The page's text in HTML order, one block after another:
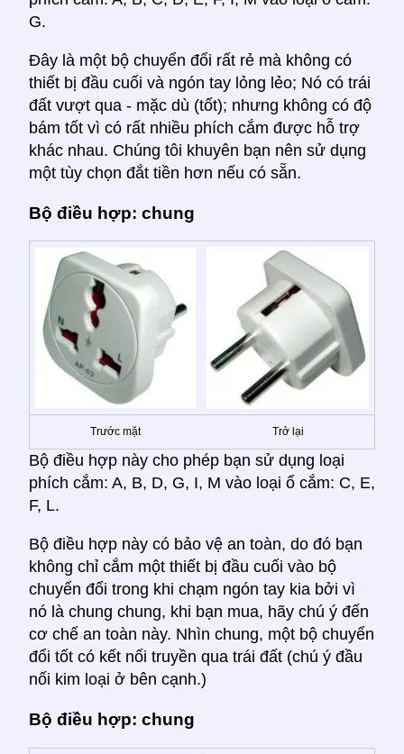
G.
Đây là một bộ chuyển đổi rất rẻ mà không có
thiết bị đầu cuối và ngón tay lỏng lẻo; Nó có trái
đất vượt qua - mặc dù (tốt); nhưng không có độ
bám tốt vì có rất nhiều phích cắm được hỗ trợ
khác nhau. Chúng tôi khuyên bạn nên sử dụng
một tùy chọn đắt tiền hơn nếu có sẵn.
Bộ điều hợp: chung
Trước mặt Trở lại
Bộ điều hợp này cho phép bạn sử dụng loại
phích cắm: A, B, D, G, I, M vào loại ổ cắm: C, E,
F, L.
Bộ điều hợp này có bảo vệ an toàn, do đó bạn
không chỉ cắm một thiết bị đầu cuối vào bộ
chuyển đổi trong khi chạm ngón tay kia bởi vì
nó là chung chung, khi bạn mua, hãy chú ý đến
cơ chế an toàn này. Nhìn chung, một bộ chuyển
đổi tốt có kết nối truyền qua trái đất (chú ý đầu
nối kim loại ở bên cạnh.)
Bộ điều hợp: chung